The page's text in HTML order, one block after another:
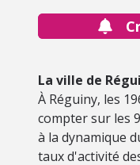
La ville de
À Réguiny, les
compter sur les
à la dynamique
taux d'activité